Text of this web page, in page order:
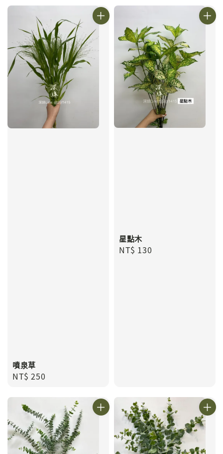
噴泉草
Regular
NT$ 250
星點木
Regular
NT$ 130